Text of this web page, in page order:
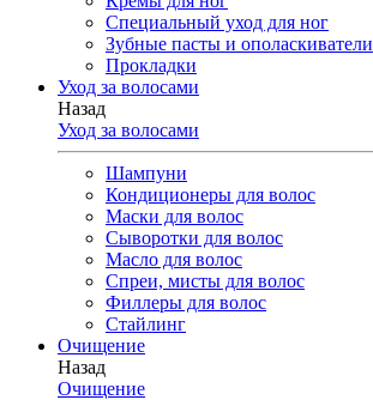
Специальный уход для ног
Зубные пасты и ополаскиватели
Прокладки
Уход за волосами
Назад
Уход за волосами
Шампуни
Кондиционеры для волос
Маски для волос
Сыворотки для волос
Масло для волос
Спреи, мисты для волос
Филлеры для волос
Стайлинг
Очищение
Назад
Очищение